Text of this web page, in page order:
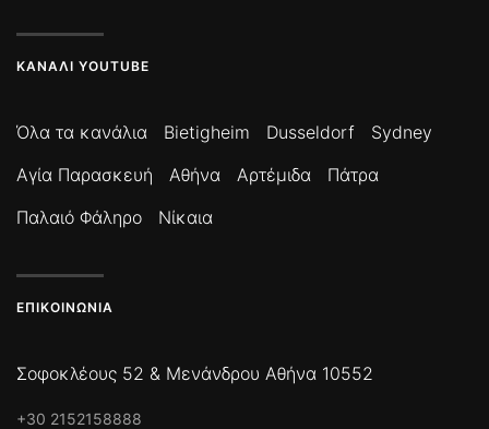
ΚΑΝΆΛΙ YOUTUBE
Όλα τα κανάλια Bietigheim Dusseldorf
Sydney
Αγία Παρασκευή
Αθήνα Αρτέμιδα
Πάτρα
Παλαιό Φάληρο
Νίκαια
ΕΠΙΚΟΙΝΩΝΊΑ
Σοφοκλέους 52 & Μενάνδρου Αθήνα 10552
+30 2152158888